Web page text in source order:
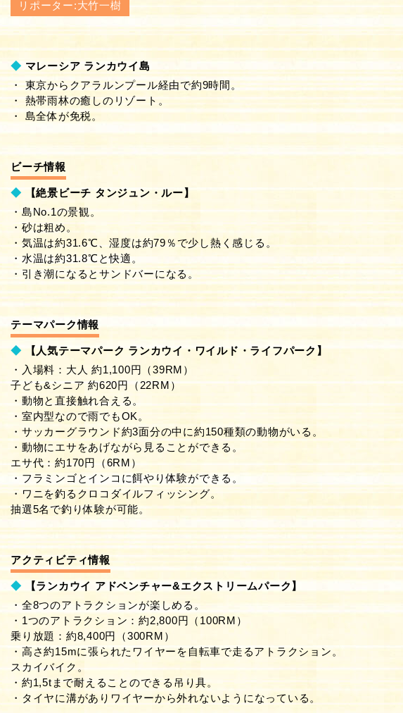
リポーター:大竹一樹
◆ マレーシア ランカウイ島
・ 東京からクアラルンプール経由で約9時間。
・ 熱帯雨林の癒しのリゾート。
・ 島全体が免税。
ビーチ情報
◆ 【絶景ビーチ タンジュン・ルー】
・島No.1の景観。
・砂は粗め。
・気温は約31.6℃、湿度は約79％で少し熱く感じる。
・水温は約31.8℃と快適。
・引き潮になるとサンドバーになる。
テーマパーク情報
◆【人気テーマパーク ランカウイ・ワイルド・ライフパーク】
・入場料：大人 約1,100円（39RM）
子ども&シニア 約620円（22RM）
・動物と直接触れ合える。
・室内型なので雨でもOK。
・サッカーグラウンド約3面分の中に約150種類の動物がいる。
・動物にエサをあげながら見ることができる。
エサ代：約170円（6RM）
・フラミンゴとインコに餌やり体験ができる。
・ワニを釣るクロコダイルフィッシング。
抽選5名で釣り体験が可能。
アクティビティ情報
◆ 【ランカウイ アドベンチャー&エクストリームパーク】
・全8つのアトラクションが楽しめる。
・1つのアトラクション：約2,800円（100RM）
乗り放題：約8,400円（300RM）
・高さ約15mに張られたワイヤーを自転車で走るアトラクション。
スカイバイク。
・約1,5tまで耐えることのできる吊り具。
・タイヤに溝がありワイヤーから外れないようになっている。